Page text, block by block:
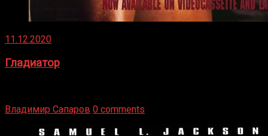
11.12.2020
Гладиатор
Владимир Сапаров 0 comments